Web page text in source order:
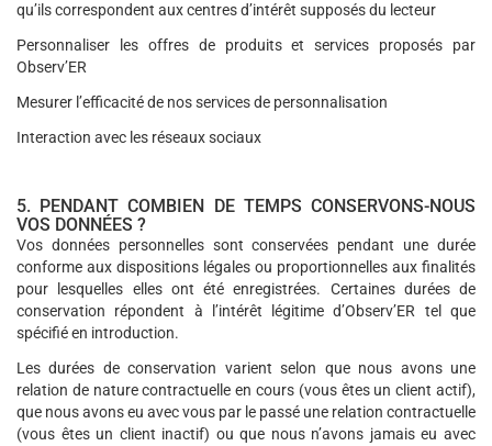
qu’ils correspondent aux centres d’intérêt supposés du lecteur
Personnaliser les offres de produits et services proposés par
Observ’ER
Mesurer l’efficacité de nos services de personnalisation
Interaction avec les réseaux sociaux
5. PENDANT COMBIEN DE TEMPS CONSERVONS-NOUS
VOS DONNÉES ?
Vos données personnelles sont conservées pendant une durée
conforme aux dispositions légales ou proportionnelles aux finalités
pour lesquelles elles ont été enregistrées. Certaines durées de
conservation répondent à l’intérêt légitime d’Observ’ER tel que
spécifié en introduction.
Les durées de conservation varient selon que nous avons une
relation de nature contractuelle en cours (vous êtes un client actif),
que nous avons eu avec vous par le passé une relation contractuelle
(vous êtes un client inactif) ou que nous n’avons jamais eu avec